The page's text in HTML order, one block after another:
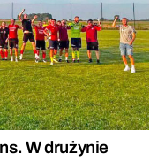
W drużynie